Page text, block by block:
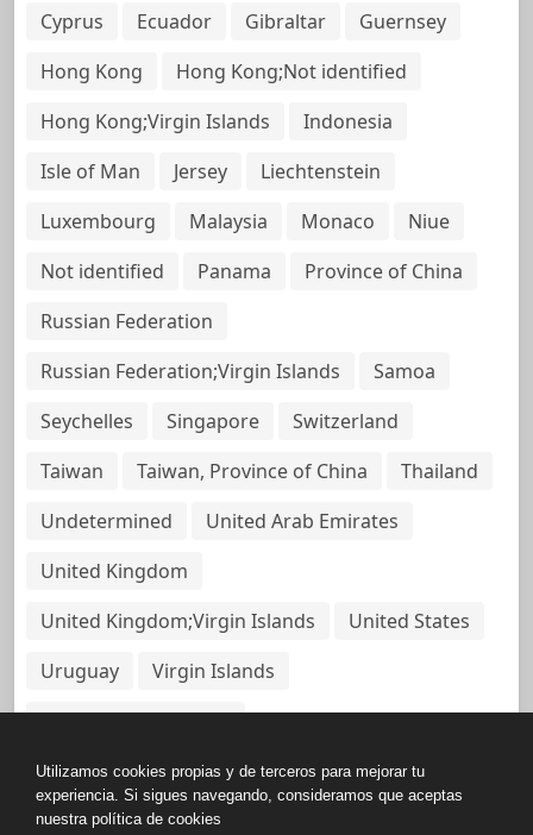
Cyprus
Ecuador Gibraltar
Guernsey
Hong Kong
Hong Kong;Not identified
Hong Kong;Virgin Islands
Indonesia
Isle of Man
Jersey
Liechtenstein
Luxembourg
Malaysia Monaco
Niue
Not identified
Panama
Province of China
Russian Federation
Russian Federation;Virgin Islands
Samoa
Seychelles
Singapore
Switzerland
Taiwan
Taiwan, Province of China
Thailand
Undetermined
United Arab Emirates
United Kingdom
United Kingdom;Virgin Islands
United States
Uruguay
Virgin Islands
Virgin Islands, British
Utilizamos cookies propias y de terceros para mejorar tu
experiencia. Si sigues navegando, consideramos que aceptas
nuestra política de cookies